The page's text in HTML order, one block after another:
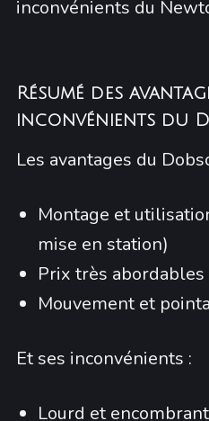
inconvénients du
Résumé des
inconvénients du
Les avantages du
Montage et
mise en station)
Prix très abordables
Mouvement et
Et ses inconvénients :
Lourd et encombrant